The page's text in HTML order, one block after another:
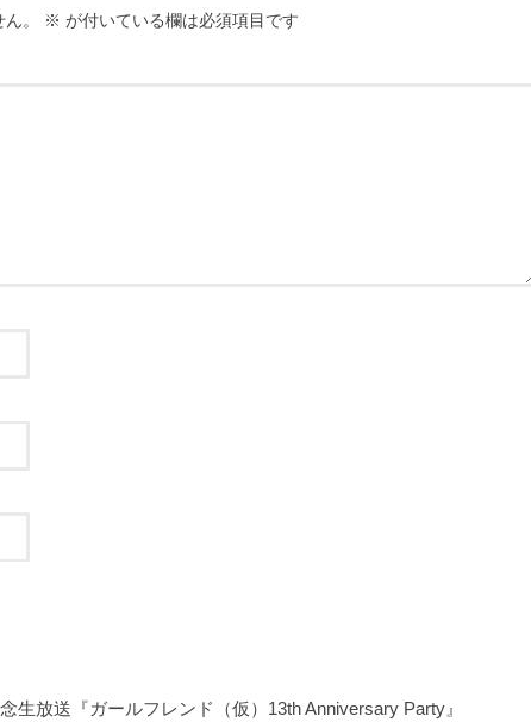
。 ※ が付いている欄は必須項目です
生放送『ガールフレンド（仮）13th Anniversary Party』